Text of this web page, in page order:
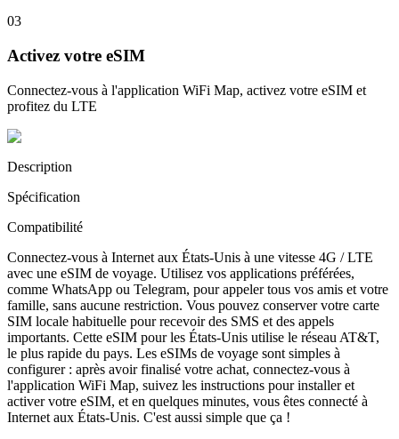
03
Activez votre eSIM
Connectez-vous à l'application WiFi Map, activez votre eSIM et
profitez du LTE
Description
Spécification
Compatibilité
Connectez-vous à Internet aux États-Unis à une vitesse 4G / LTE
avec une eSIM de voyage. Utilisez vos applications préférées,
comme WhatsApp ou Telegram, pour appeler tous vos amis et votre
famille, sans aucune restriction. Vous pouvez conserver votre carte
SIM locale habituelle pour recevoir des SMS et des appels
importants. Cette eSIM pour les États-Unis utilise le réseau AT&T,
le plus rapide du pays. Les eSIMs de voyage sont simples à
configurer : après avoir finalisé votre achat, connectez-vous à
l'application WiFi Map, suivez les instructions pour installer et
activer votre eSIM, et en quelques minutes, vous êtes connecté à
Internet aux États-Unis. C'est aussi simple que ça !